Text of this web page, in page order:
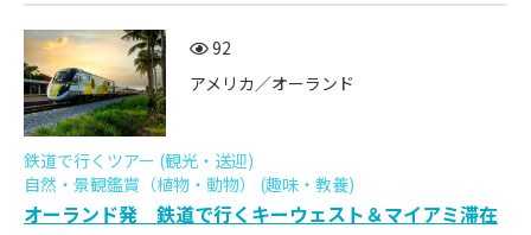
92
アメリカ／オーランド
鉄道で行くツアー (観光・送迎)
自然・景観鑑賞（植物・動物） (趣味・教養)
オーランド発 鉄道で行くキーウェスト＆マイアミ滞在